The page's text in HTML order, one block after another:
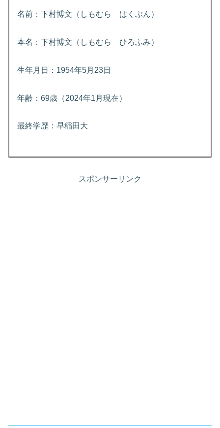
名前：下村博文（しもむら はくぶん）
本名：下村博文（しもむら ひろふみ）
生年月日：1954年5月23日
年齢：69歳（2024年1月現在）
最終学歴：早稲田大
スポンサーリンク